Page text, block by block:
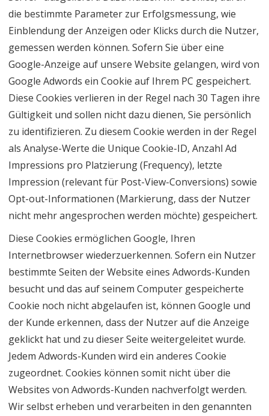
die bestimmte Parameter zur Erfolgsmessung, wie
Einblendung der Anzeigen oder Klicks durch die Nutzer,
gemessen werden können. Sofern Sie über eine
Google-Anzeige auf unsere Website gelangen, wird von
Google Adwords ein Cookie auf Ihrem PC gespeichert.
Diese Cookies verlieren in der Regel nach 30 Tagen ihre
Gültigkeit und sollen nicht dazu dienen, Sie persönlich
zu identifizieren. Zu diesem Cookie werden in der Regel
als Analyse-Werte die Unique Cookie-ID, Anzahl Ad
Impressions pro Platzierung (Frequency), letzte
Impression (relevant für Post-View-Conversions) sowie
Opt-out-Informationen (Markierung, dass der Nutzer
nicht mehr angesprochen werden möchte) gespeichert.
Diese Cookies ermöglichen Google, Ihren
Internetbrowser wiederzuerkennen. Sofern ein Nutzer
bestimmte Seiten der Website eines Adwords-Kunden
besucht und das auf seinem Computer gespeicherte
Cookie noch nicht abgelaufen ist, können Google und
der Kunde erkennen, dass der Nutzer auf die Anzeige
geklickt hat und zu dieser Seite weitergeleitet wurde.
Jedem Adwords-Kunden wird ein anderes Cookie
zugeordnet. Cookies können somit nicht über die
Websites von Adwords-Kunden nachverfolgt werden.
Wir selbst erheben und verarbeiten in den genannten